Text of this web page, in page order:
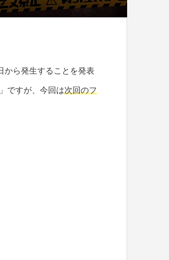
から発生することを発表
ですが、今回は次回のフ